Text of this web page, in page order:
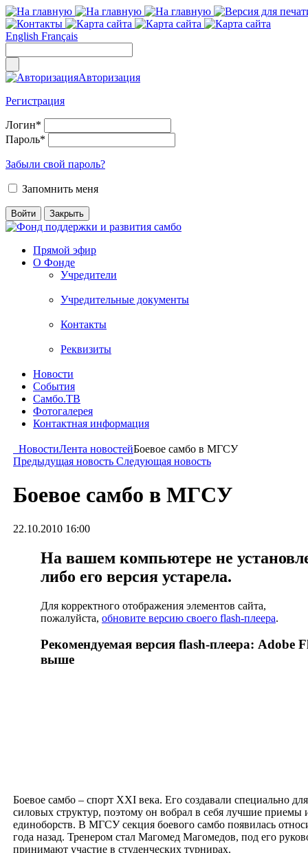
English Français
Авторизация
Регистрация
Логин*
Пароль*
Забыли свой пароль?
Запомнить меня
Прямой эфир
О Фонде
Учредители
Учредительные документы
Контакты
Реквизиты
Новости
События
Самбо.ТВ
Фотогалерея
Контактная информация
НовостиЛента новостейБоевое самбо в МГСУ
Предыдущая новость Следующая новость
Боевое самбо в МГСУ
22.10.2010 16:00
На вашем компьютере не
либо его версия устарела.
Для корректного отображения элементов сайта,
пожалуйста, обновите версию своего flash-плеера.
Рекомендуемая версия flash-плеера: Adobe
выше
Боевое самбо – спорт XXI века. Его создавали специально
силовых структур, поэтому он вобрал в себя лучшие приемы
единоборств. В МГСУ секция боевого самбо появилась
года назад. Тренером стал Магомед Магомедов, под его
принимают участие в студенческих турнирах.